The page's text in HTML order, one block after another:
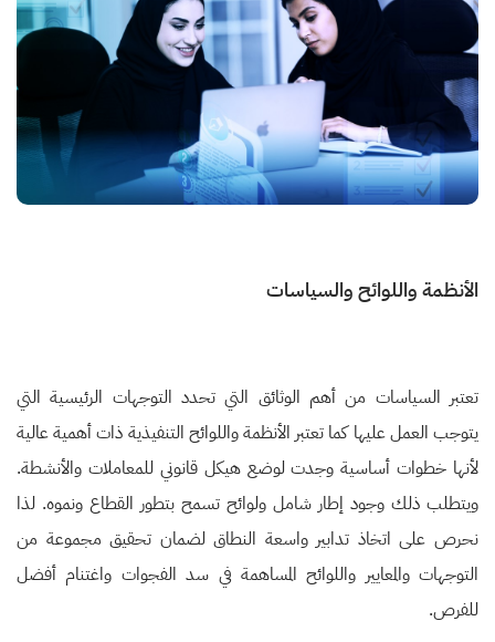
الأنظمة واللوائح والسياسات
تعتبر السياسات من أهم الوثائق التي تحدد التوجهات الرئيسية التي
يتوجب العمل عليها كما تعتبر الأنظمة واللوائح التنفيذية ذات أهمية عالية
لأنها خطوات أساسية وجدت لوضع هيكل قانوني للمعاملات والأنشطة.
ويتطلب ذلك وجود إطار شامل ولوائح تسمح بتطور القطاع ونموه. لذا
نحرص على اتخاذ تدابير واسعة النطاق لضمان تحقيق مجموعة من
التوجهات والمعايير واللوائح المساهمة في سد الفجوات واغتنام أفضل
للفرص.